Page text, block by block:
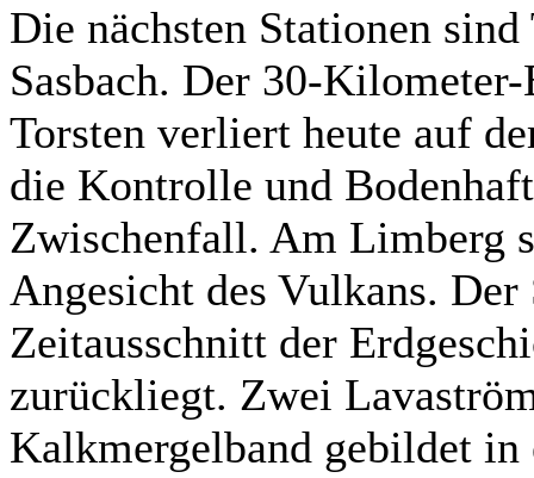
Die nächsten Stationen
Sasbach. Der 30-
Torsten verliert heute auf
die Kontrolle und
Zwischenfall. Am Limberg
Angesicht des Vulkans.
Zeitausschnitt der
zurückliegt. Zwei
Kalkmergelband gebildet in